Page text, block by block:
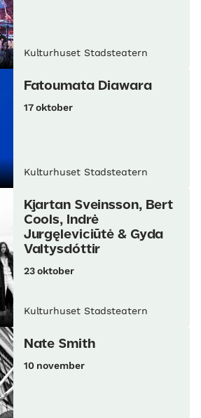
Kulturhuset Stadsteatern
Fatoumata Diawara
17 oktober
Kulturhuset Stadsteatern
Kjartan Sveinsson, Bert
Cools, Indrė
Jurgęleviciūtė & Gyda
Valtysdóttir
23 oktober
Kulturhuset Stadsteatern
Nate Smith
10 november